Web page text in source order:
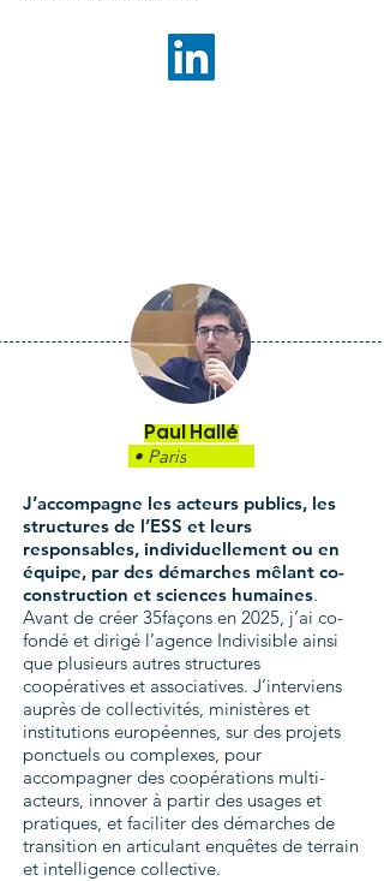
Paul Hallé
• Paris
J’accompagne les acteurs publics, les
structures de l’ESS et leurs
responsables, individuellement ou en
équipe, par des démarches mêlant co-
construction et sciences humaines.
Avant de créer 35façons en 2025, j’ai co-
fondé et dirigé l’agence Indivisible ainsi
que plusieurs autres structures
coopératives et associatives. J’interviens
auprès de collectivités, ministères et
institutions européennes, sur des projets
ponctuels ou complexes, pour
accompagner des coopérations multi-
acteurs, innover à partir des usages et
pratiques, et faciliter des démarches de
transition en articulant enquêtes de terrain
et intelligence collective.